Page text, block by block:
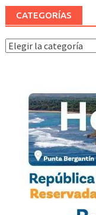
CATEGORÍAS
Categorías